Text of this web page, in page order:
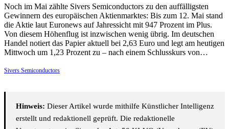
Noch im Mai zählte Sivers Semiconductors zu den auffälligsten
Gewinnern des europäischen Aktienmarktes: Bis zum 12. Mai stand
die Aktie laut Euronews auf Jahressicht mit 947 Prozent im Plus.
Von diesem Höhenflug ist inzwischen wenig übrig. Im deutschen
Handel notiert das Papier aktuell bei 2,63 Euro und legt am heutigen
Mittwoch um 1,23 Prozent zu – nach einem Schlusskurs von…
Sivers Semiconductors
Hinweis: Dieser Artikel wurde mithilfe Künstlicher Intelligenz
erstellt und redaktionell geprüft. Die redaktionelle